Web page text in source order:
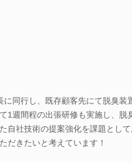
に同行し、既存顧客先にて脱臭
1週間程の出張研修も実施し、脱
自社技術の提案強化を課題とし
だきたいと考えています！